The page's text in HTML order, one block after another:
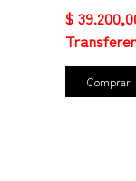
Comprar